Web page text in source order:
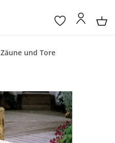
Zäune und Tore